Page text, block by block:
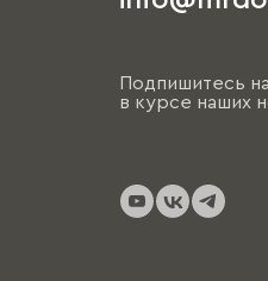
Подпишитесь
в курсе наших